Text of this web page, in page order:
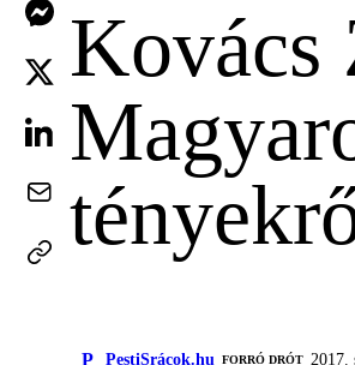
Kovács
P PestiSrácok.hu FORRÓ DRÓT 2017.